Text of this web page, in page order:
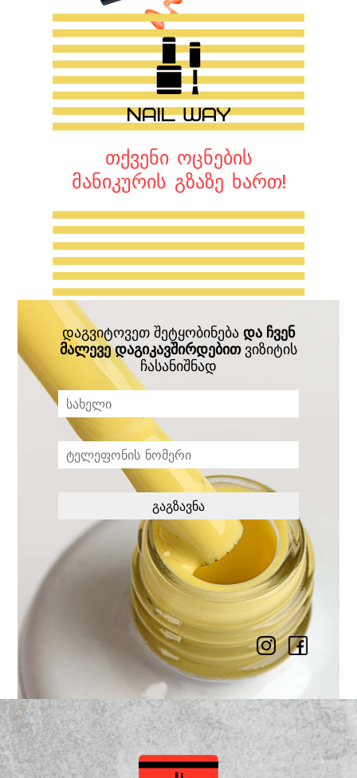
თქვენი ოცნების
მანიკურის გზაზე ხართ!
დაგვიტოვეთ შეტყობინებადა ჩვენ
მალევე დაგიკავშირდებითვიზიტის
ჩასანიშნად
გაგზავნა